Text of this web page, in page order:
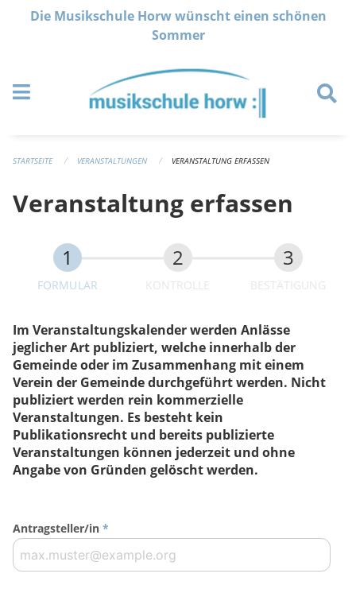
Navigation überspringen
Die Musikschule Horw wünscht einen schönen
Sommer
STARTSEITE VERANSTALTUNGEN VERANSTALTUNG ERFASSEN
Veranstaltung erfassen
FORMULAR KONTROLLE BESTÄTIGUNG
Im Veranstaltungskalender werden Anlässe
jeglicher Art publiziert, welche innerhalb der
Gemeinde oder im Zusammenhang mit einem
Verein der Gemeinde durchgeführt werden. Nicht
publiziert werden rein kommerzielle
Veranstaltungen. Es besteht kein
Publikationsrecht und bereits publizierte
Veranstaltungen können jederzeit und ohne
Angabe von Gründen gelöscht werden.
Antragsteller/in *